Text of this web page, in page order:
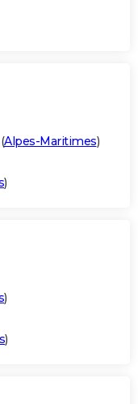
(Alpes-Maritimes)
)
)
)